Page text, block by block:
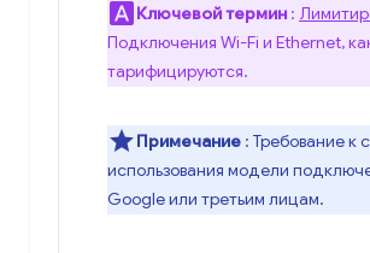
Ключевой термин :
Подключения Wi-Fi и Ethernet,
тарифицируются.
Примечание : Требование к
использования модели
Google или третьим лицам.